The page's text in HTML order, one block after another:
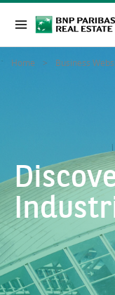
Home Business